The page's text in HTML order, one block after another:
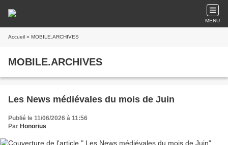
MENU
Accueil » MOBILE.ARCHIVES
MOBILE.ARCHIVES
Les News médiévales du mois de Juin
Publié le 11/06/2026 à 11:56
Par Honorius